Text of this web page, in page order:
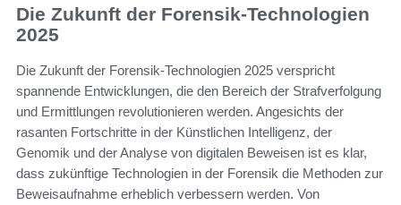
Die Zukunft der Forensik-Technologien
2025
Die Zukunft der Forensik-Technologien 2025 verspricht
spannende Entwicklungen, die den Bereich der Strafverfolgung
und Ermittlungen revolutionieren werden. Angesichts der
rasanten Fortschritte in der Künstlichen Intelligenz, der
Genomik und der Analyse von digitalen Beweisen ist es klar,
dass zukünftige Technologien in der Forensik die Methoden zur
Beweisaufnahme erheblich verbessern werden. Von